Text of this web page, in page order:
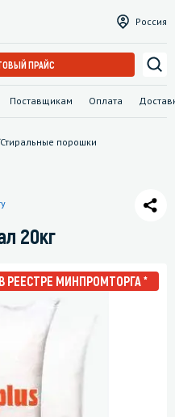
Поставщикам Оплата
Россия
ПРАЙС
Стиральные порошки
20кг
РЕЕСТРЕ МИНПРОМТОРГА *